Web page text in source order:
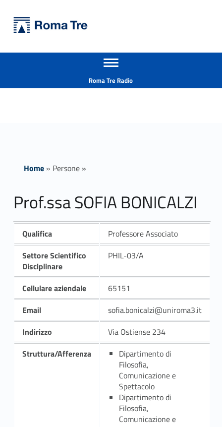
Prof.ssa SOFIA BONICALZI - Università Roma Tre
Apri il menu secondario
Roma Tre Radio
Home» Persone»
Prof.ssa SOFIA BONICALZI
Qualifica
Professore Associato
Settore Scientifico
Disciplinare
PHIL-03/A
Cellulare aziendale
65151
Email
sofia.bonicalzi@uniroma3.it
Indirizzo
Via Ostiense 234
Struttura/Afferenza
Dipartimento di
Filosofia,
Comunicazione e
Spettacolo
Dipartimento di
Filosofia,
Comunicazione e